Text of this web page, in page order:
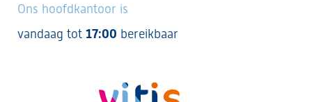
Ons hoofdkantoor is
vandaag tot 17:00 bereikbaar